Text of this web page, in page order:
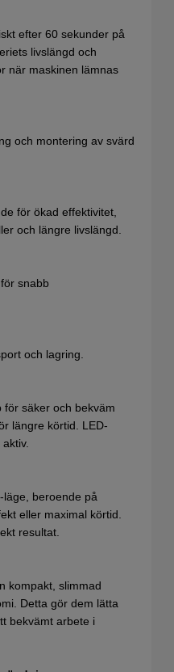
efter 60 sekunder på
livslängd och
när maskinen lämnas
och montering av svärd
för ökad effektivitet,
och längre livslängd.
snabb
och lagring.
för säker och bekväm
längre körtid. LED-
läge, beroende på
eller maximal körtid.
resultat.
kompakt, slimmad
Detta gör dem lätta
bekvämt arbete i